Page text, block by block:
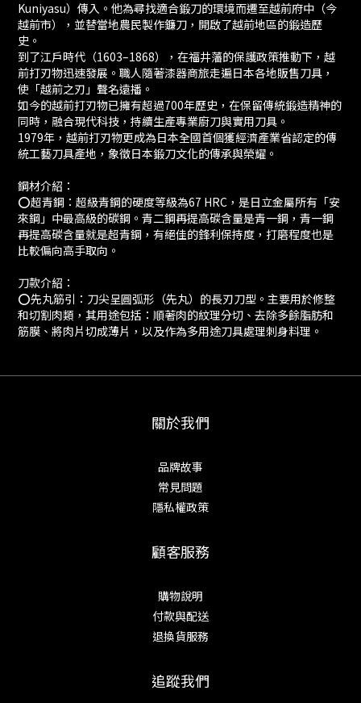
Kuniyasu）傳入。他為尋找適合鍛刀的環境而遷至越前府中（今
越前市），並替當地農民製作鐮刀，開啟了越前地區的鍛造歷
史。
到了江戶時代（1603–1868），在福井藩的保護政策推動下，越
前打刃物迅速發展。職人隨著漆器商旅走遍日本各地販售刀具，
使「越前之刃」聲名遠播。
如今的越前打刃物已擁有超過700年歷史，在保留傳統鍛造精神的
同時，融合現代科技，持續生產專業廚刀與實用刀具。
1979年，越前打刃物更成為日本全國首個獲經濟產業省認定的傳
統工藝刀具產地，象徵日本鍛刀文化的傳承與榮耀。
鋼材介紹：
⭕️超青鋼：超級青鋼的硬度等級為67 HRC，是日立金屬所有「安
來鋼」中最高級的碳鋼。青二鋼再提高碳含量是青一鋼，青一鋼
再提高碳含量就是超青鋼，有絕佳的鋒利保持度，打磨程度也是
比較偏向高手取向。
刀款介紹：
⭕️先丸筋引：刀尖呈圓弧形（先丸）的長刃刀型。主要用於修整
和切割肉類，其用途包括：順著肉的紋理分切、去除多餘脂肪和
筋膜、將肉片切成薄片，以及作為多用途刀具處理刺身料理。
關於我們
品牌故事
常見問題
隱私權政策
顧客服務
購物說明
付款與配送
退換貨服務
追蹤我們